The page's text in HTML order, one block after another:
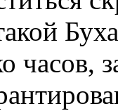
часов,